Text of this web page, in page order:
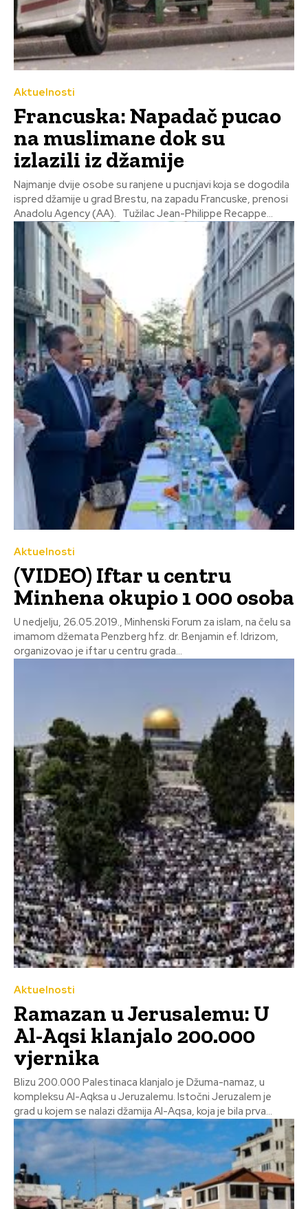
Aktuelnosti
Francuska: Napadač pucao
na muslimane dok su
izlazili iz džamije
Najmanje dvije osobe su ranjene u pucnjavi koja se dogodila
ispred džamije u grad Brestu, na zapadu Francuske, prenosi
Anadolu Agency (AA). Tužilac Jean-Philippe Recappe...
Aktuelnosti
(VIDEO) Iftar u centru
Minhena okupio 1 000 osoba
U nedjelju, 26.05.2019., Minhenski Forum za islam, na čelu sa
imamom džemata Penzberg hfz. dr. Benjamin ef. Idrizom,
organizovao je iftar u centru grada...
Aktuelnosti
Ramazan u Jerusalemu: U
Al-Aqsi klanjalo 200.000
vjernika
Blizu 200.000 Palestinaca klanjalo je Džuma-namaz, u
kompleksu Al-Aqksa u Jeruzalemu. Istočni Jeruzalem je
grad u kojem se nalazi džamija Al-Aqsa, koja je bila prva...